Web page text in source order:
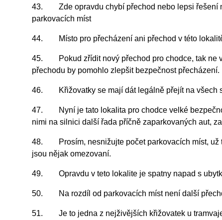
43. Zde opravdu chybí přechod nebo lepsi řešení
parkovacích míst
44. Místo pro přecházení ani přechod v této
45. Pokud zřídit nový přechod pro chodce, tak ne v
přechodu by pomohlo zlepšit bezpečnost přecházení.
46. Křižovatky se mají dát legálně přejít na všech
47. Nyní je tato lokalita pro chodce velké
nimi na silnici další řada příčně zaparkovaných aut,
48. Prosím, nesnižujte počet parkovacích míst, už
jsou nějak omezovaní.
49. Opravdu v teto lokalite je spatny napad s
50. Na rozdíl od parkovacích míst není další
51. Je to jedna z nejživějších křižovatek u